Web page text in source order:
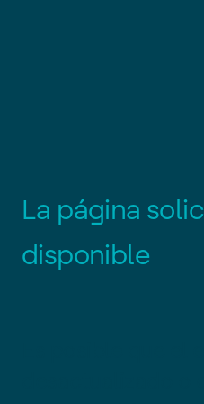
La página solic
disponible